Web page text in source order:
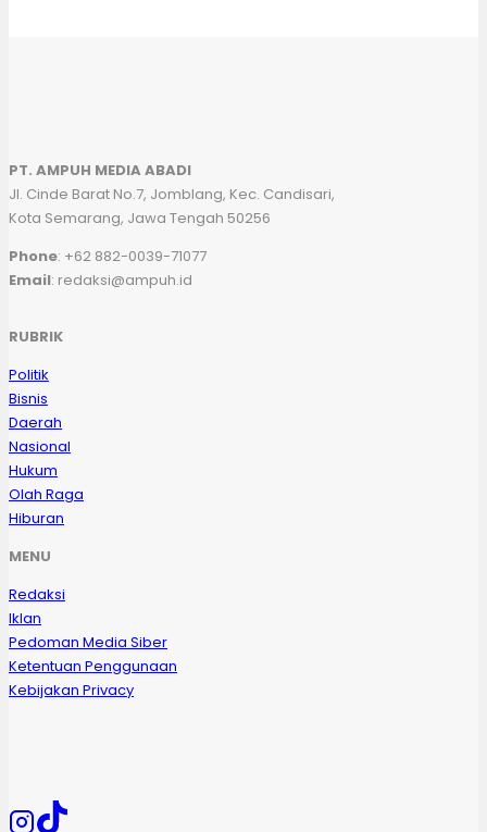
PT. AMPUH MEDIA ABADI
Jl. Cinde Barat No.7, Jomblang, Kec. Candisari,
Kota Semarang, Jawa Tengah 50256
Phone: +62 882-0039-71077
Email: redaksi@ampuh.id
RUBRIK
Politik
Bisnis
Daerah
Nasional
Hukum
Olah Raga
Hiburan
MENU
Redaksi
Iklan
Pedoman Media Siber
Ketentuan Penggunaan
Kebijakan Privacy